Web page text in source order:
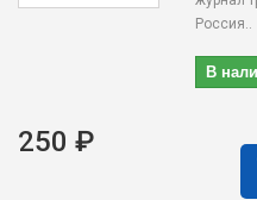
Россия..
В
250 ₽